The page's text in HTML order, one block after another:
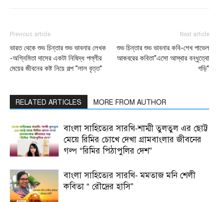
Previous article
ভারত থেকে শুভ চিন্তার শুভ ভাবনার লেখক
-অগ্নিমিতা দাসের একটা নিষিদ্ধ পল্লীর
মেয়ের জীবনের কষ্ট নিয়ে গল্প “লাল বৃত্ত”
Next article
শুভ চিন্তার শুভ ভাবনার কবি-শেখ পাভেল
আকবরের কবিতা“এসো আস্থার বন্ধুত্বো
গড়ি”
RELATED ARTICLES MORE FROM AUTHOR
বাংলা সাহিত্যের সারথি-শাম্মী তুলতুল এর ছোট্ট
মেয়ে রিমির চোখে দেখা গ্রামবাংলার জীবনের
গল্প “রিমির পিঠাপুলির দেশ”
বাংলা সাহিত্যের সারথি- মমতাজ মনি শেলী
কবিতা “ রৌদ্রের হাসি”